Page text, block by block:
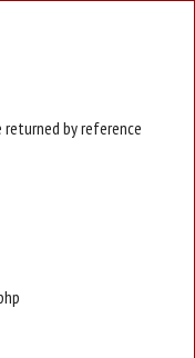
returned by reference